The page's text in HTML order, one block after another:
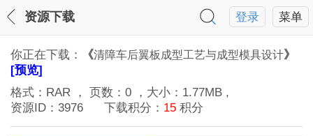
菜单
登录
资源下载
你正在下载： 《清障车后翼板成型工艺与成型模具设计》
[预览]
格式： RAR ， 页数： 0 ，大小： 1.77MB ,
资源ID： 3976 下载积分： 15 积分